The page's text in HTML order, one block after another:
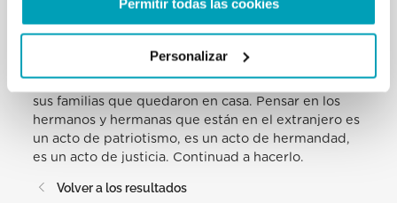
Permitir todas las cookies
Personalizar
en los momentos más difíciles, en la adversidad.
Rindo homenaje a los sacrificios de tantos hijos e
idiosincrasia y su trabajo, los países donde
emigraron y ayudan con el fruto de su empeño a
sus familias que quedaron en casa. Pensar en los
hermanos y hermanas que están en el extranjero es
un acto de patriotismo, es un acto de hermandad,
es un acto de justicia. Continuad a hacerlo.
Volver a los resultados